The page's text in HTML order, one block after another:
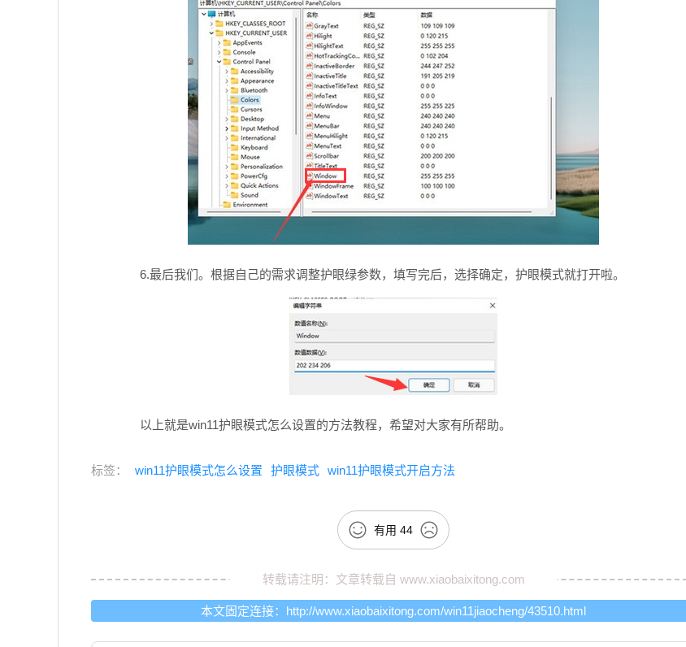
6.最后我们。根据自己的需求调整护眼绿参数，填写完后，选择确定，护眼模式就打开啦。
以上就是win11护眼模式怎么设置的方法教程，希望对大家有所帮助。
标签： win11护眼模式怎么设置 护眼模式 win11护眼模式开启方法
有用 44
转载请注明：文章转载自 www.xiaobaixitong.com
本文固定连接： http://www.xiaobaixitong.com/win11jiaocheng/43510.html